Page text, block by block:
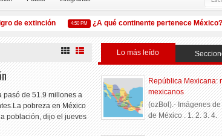
extinción 4:50 PM ¿A qué continente pertenece México?
pasó de 51.9 millones a
pobreza en México
población, dijo el jueves
Lo más leído
República Mexicana:
mexicanos
(ozBol).- Imágenes
de México . 1. 2. 3. 4.